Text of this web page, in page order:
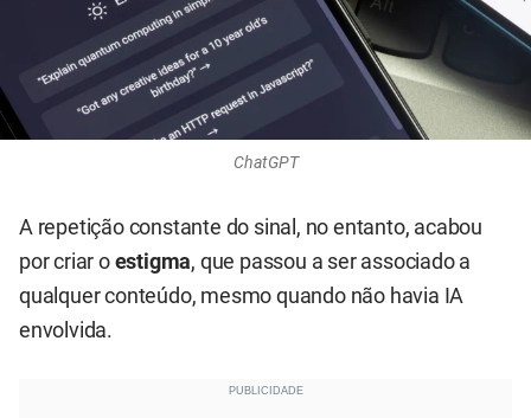
ChatGPT
A repetição constante do sinal, no entanto, acabou
por criar o estigma, que passou a ser associado a
qualquer conteúdo, mesmo quando não havia IA
envolvida.